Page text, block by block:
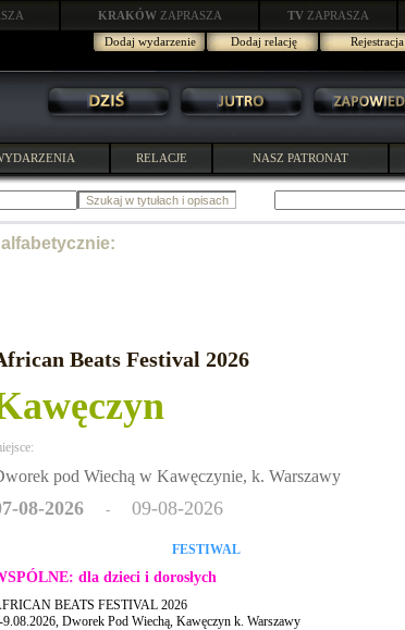
KRAKÓW ZAPRASZA TV ZAPRASZA
Dodaj wydarzenie
Dodaj relację Rejestracja
RELACJE NASZ PATRONAT
alfabetycznie:
Beats Festival 2026
pod Wiechą w Kawęczynie, k. Warszawy
08-2026 - 09-08-2026
FESTIWAL
dla dzieci i dorosłych
BEATS FESTIVAL 2026
9.08.2026, Dworek Pod Wiechą, Kawęczyn k. Warszawy